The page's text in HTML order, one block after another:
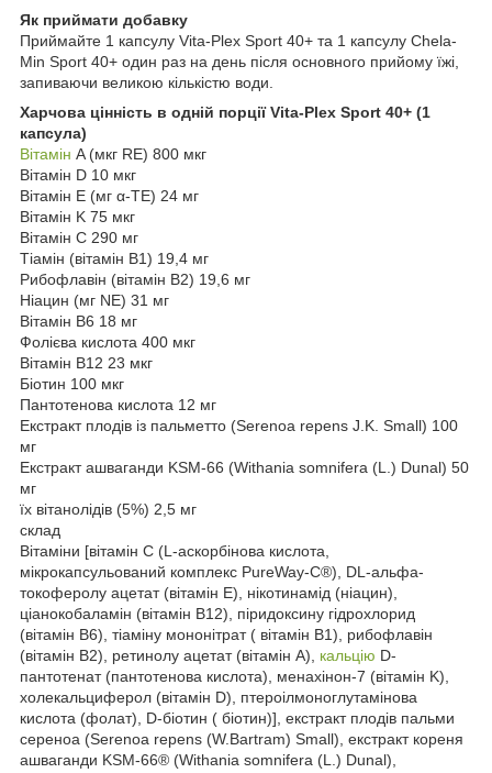
Як приймати добавку
Приймайте 1 капсулу Vita-Plex Sport 40+ та 1 капсулу Chela-
Min Sport 40+ один раз на день після основного прийому їжі,
запиваючи великою кількістю води.
Харчова цінність в одній порції Vita-Plex Sport 40+ (1
капсула)
Вітамін A (мкг RE) 800 мкг
Вітамін D 10 мкг
Вітамін E (мг α-TE) 24 мг
Вітамін K 75 мкг
Вітамін C 290 мг
Тіамін (вітамін B1) 19,4 мг
Рибофлавін (вітамін B2) 19,6 мг
Ніацин (мг NE) 31 мг
Вітамін B6 18 мг
Фолієва кислота 400 мкг
Вітамін B12 23 мкг
Біотин 100 мкг
Пантотенова кислота 12 мг
Екстракт плодів із пальметто (Serenoa repens J.K. Small) 100
мг
Екстракт ашваганди KSM-66 (Withania somnifera (L.) Dunal) 50
мг
їх вітанолідів (5%) 2,5 мг
склад
Вітаміни [вітамін C (L-аскорбінова кислота,
мікрокапсульований комплекс PureWay-C®), DL-альфа-
токоферолу ацетат (вітамін E), нікотинамід (ніацин),
ціанокобаламін (вітамін B12), піридоксину гідрохлорид
(вітамін B6), тіаміну мононітрат ( вітамін B1), рибофлавін
(вітамін B2), ретинолу ацетат (вітамін A), кальцію D-
пантотенат (пантотенова кислота), менахінон-7 (вітамін K),
холекальциферол (вітамін D), птероілмоноглутамінова
кислота (фолат), D-біотин ( біотин)], екстракт плодів пальми
сереноа (Serenoa repens (W.Bartram) Small), екстракт кореня
ашваганди KSM-66® (Withania somnifera (L.) Dunal),